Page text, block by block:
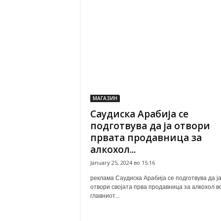
МАГАЗИН
Саудиска Арабија се
подготвува да ја отвори
првата продавница за
алкохол...
January 25, 2024 во 15:16
реклама Саудиска Арабија се подготвува да ја
отвори својата прва продавница за алкохол
главниот...